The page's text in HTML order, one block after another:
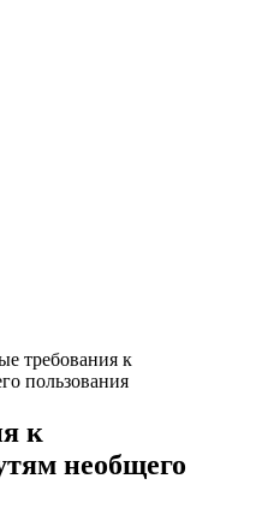
требования к
пользования
к
необщего